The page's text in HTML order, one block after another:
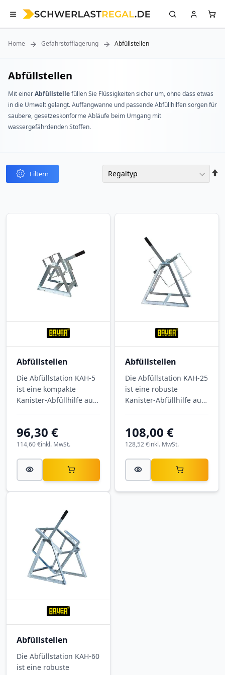
Home Gefahrstofflagerung Abfüllstellen
Abfüllstellen
Mit einerAbfüllstellefüllen Sie Flüssigkeiten sicher um, ohne dass etwas
in die Umwelt gelangt. Auffangwanne und passende Abfüllhilfen sorgen für
saubere, gesetzeskonforme Abläufe beim Umgang mit
wassergefährdenden Stoffen.
In
Abfüllstellen
Die Abfüllstation KAH-5
ist eine kompakte
Kanister-Abfüllhilfe aus
Gefahrstoffen aus
Kleingebinden. Mit den
mm (B × T × H) bietet sie
einen platzsparenden,
Kanister – für Werkstatt,
Lager und Produktion.
96,30 €
inkl. MwSt.
114,60 €
Abfüllstellen
Die Abfüllstation KAH-25
ist eine robuste
Kanister-Abfüllhilfe aus
Gefahrstoffen aus
Kleingebinden. Mit den
mm (B × T × H) bietet sie
einen sicheren,
108,00 €
inkl. MwSt.
128,52 €
Abfüllstellen
Die Abfüllstation KAH-60
ist eine robuste
Filtern